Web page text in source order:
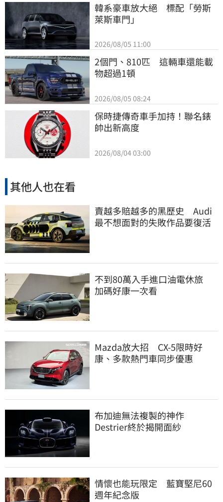
韓系豪車放大絕　標配「勞斯
萊斯車門」
2026/08/05 11:00
2個門、810匹　這輛車還能載
物超過1頓
2026/08/05 08:24
保時捷傳奇車手加持！聯名錶
帥出新高度
2026/08/04 03:00
其他人也在看
賣越多賠越多的黑歷史 Audi
最不想面對的失敗作品要復活
不到80萬入手進口油電休旅
加碼好康一次看
Mazda放大招 CX-5限時好
康、多款熱門車同步優惠
布加迪無法複製的神作
Destrier終於揭開面紗
情懷也能玩限定 藍寶堅尼60
週年紀念版